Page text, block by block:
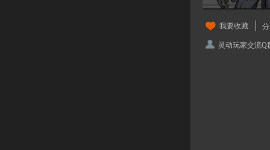
我要收藏
灵动玩家交流Q